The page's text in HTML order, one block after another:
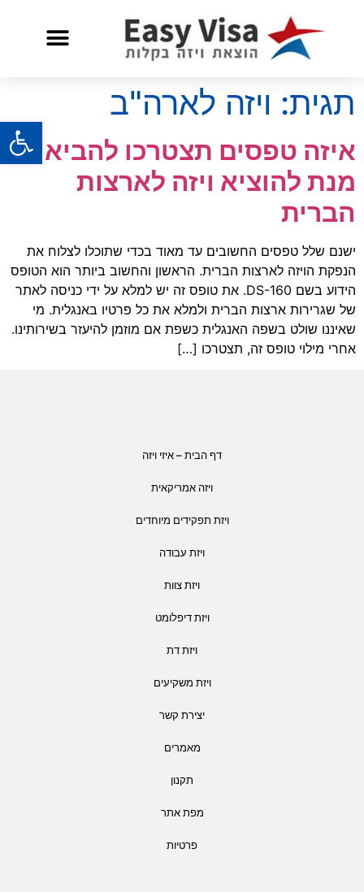
תגית: ויזה לארה"ב
איזה טפסים תצטרכו להביא על
מנת להוציא ויזה לארצות
הברית
ישנם שלל טפסים החשובים עד מאוד בכדי שתוכלו לצלוח את
הנפקת הויזה לארצות הברית. הראשון והחשוב ביותר הוא הטופס
הידוע בשם DS-160. את טופס זה יש למלא על ידי כניסה לאתר
של שגרירות ארצות הברית ולמלא את כל פרטיו באנגלית. מי
שאיננו שולט בשפה האנגלית כשפת אם מוזמן להיעזר בשירותינו.
אחרי מילוי טופס זה, תצטרכו […]
דף הבית – איזי ויזה
ויזה אמריקאית
ויזת תפקידים מיוחדים
ויזת עבודה
ויזת צוות
ויזת דיפלומט
ויזת דת
ויזת משקיעים
יצירת קשר
מאמרים
תקנון
מפת אתר
פרטיות